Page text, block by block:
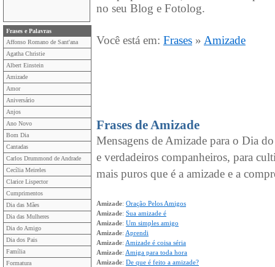
Frases e Palavras
Affonso Romano de Sant'ana
Agatha Christie
Albert Einstein
Amizade
Amor
Aniversário
Anjos
Ano Novo
Bom Dia
Cantadas
Carlos Drummond de Andrade
Cecília Meireles
Clarice Lispector
Cumprimentos
Dia das Mães
Dia das Mulheres
Dia do Amigo
Dia dos Pais
Família
Formatura
no seu Blog e Fotolog.
Você está em: Frases » Amizade
Frases de Amizade
Mensagens de Amizade para o Dia
e verdadeiros companheiros, para
mais puros que é a amizade e a
Amizade: Oração Pelos Amigos
Amizade: Sua amizade é
Amizade: Um simples amigo
Amizade: Aprendi
Amizade: Amizade é coisa séria
Amizade: Amiga para toda hora
Amizade: De que é feito a amizade?